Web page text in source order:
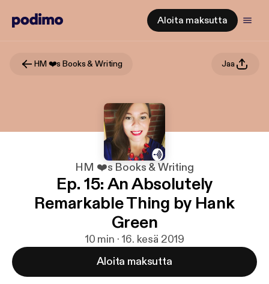
Aloita maksutta
HM ❤️s Books & Writing Jaa
HM ❤️s Books & Writing
Ep. 15: An Absolutely
Remarkable Thing by Hank
Green
10 min · 16. kesä 2019
Aloita maksutta